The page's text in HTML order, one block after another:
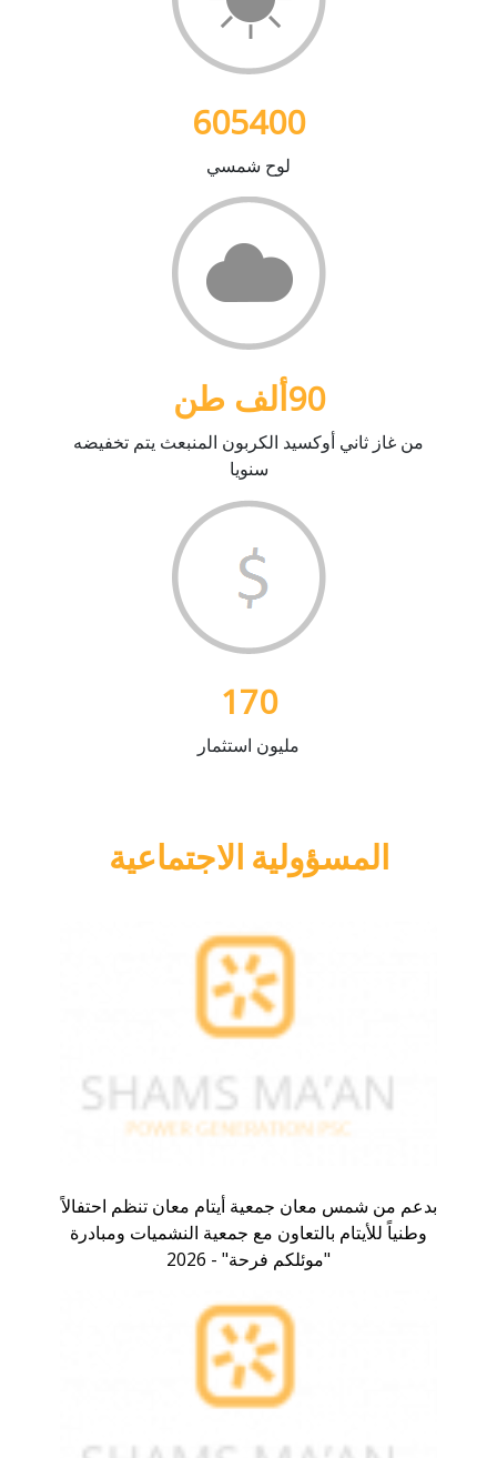
605400
لوح شمسي
90ألف طن
من غاز ثاني أوكسيد الكربون المنبعث يتم تخفيضه
سنويا
170
مليون استثمار
المسؤولية الاجتماعية
بدعم من شمس معان جمعية أيتام معان تنظم احتفالاً
وطنياً للأيتام بالتعاون مع جمعية النشميات ومبادرة
"موئلكم فرحة" - 2026